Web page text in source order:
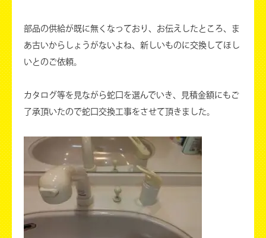
部品の供給が既に無くなっており、お伝えしたところ、ま
あ古いからしょうがないよね、新しいものに交換してほし
いとのご依頼。
カタログ等を見ながら蛇口を選んでいき、見積金額にもご
了承頂いたので蛇口交換工事をさせて頂きました。